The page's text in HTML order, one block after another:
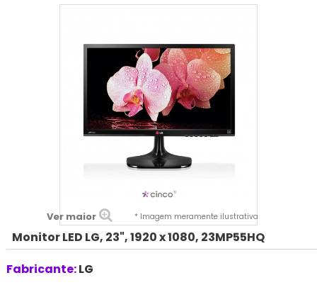
Ver maior * Imagem meramente ilustrativa
Monitor LED LG, 23", 1920 x 1080, 23MP55HQ
Fabricante:LG